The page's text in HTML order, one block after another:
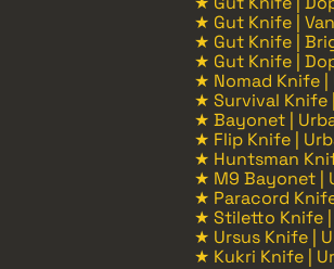
★ Gut Knife |
★ Gut Knife |
★ Gut Knife |
★ Nomad Knife |
★ Survival Knife
★ Bayonet |
★ Flip Knife |
★ Huntsman
★ M9 Bayonet |
★ Paracord
★ Stiletto Knife |
★ Ursus Knife |
★ Kukri Knife |